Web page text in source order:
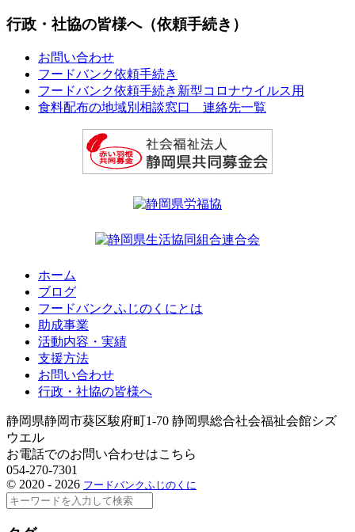
行政・社協の皆様へ（依頼手続き）
お問い合わせ
フードバンク依頼手続き
フードバンク依頼手続き新型コロナウイルス用
食料配布の地域別相談窓口 連絡先一覧
ホーム
ブログ
フードバンクふじのくにとは
助成事業
活動内容・実績
支援方法
お問い合わせ
行政・社協の皆様へ
静岡県静岡市葵区駿府町1-70 静岡県総合社会福祉会館シズ
ウエル
お電話でのお問い合わせはこちら
054-270-7301
© 2020 - 2026 フードバンクふじのくに
検